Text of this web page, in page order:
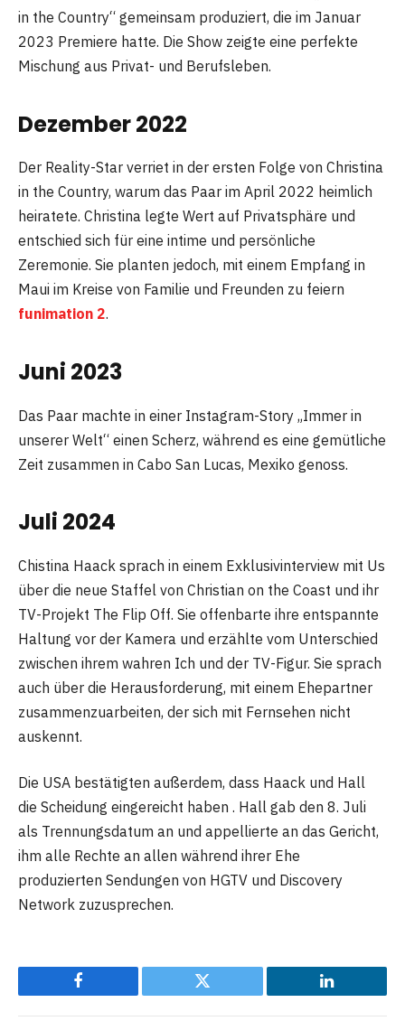
in the Country“ gemeinsam produziert, die im Januar
2023 Premiere hatte. Die Show zeigte eine perfekte
Mischung aus Privat- und Berufsleben.
Dezember 2022
Der Reality-Star verriet in der ersten Folge von Christina
in the Country, warum das Paar im April 2022 heimlich
heiratete. Christina legte Wert auf Privatsphäre und
entschied sich für eine intime und persönliche
Zeremonie. Sie planten jedoch, mit einem Empfang in
Maui im ​​Kreise von Familie und Freunden zu feiern
funimation 2.
Juni 2023
Das Paar machte in einer Instagram-Story „Immer in
unserer Welt“ einen Scherz, während es eine gemütliche
Zeit zusammen in Cabo San Lucas, Mexiko genoss.
Juli 2024
Chistina Haack sprach in einem Exklusivinterview mit Us
über die neue Staffel von Christian on the Coast und ihr
TV-Projekt The Flip Off. Sie offenbarte ihre entspannte
Haltung vor der Kamera und erzählte vom Unterschied
zwischen ihrem wahren Ich und der TV-Figur. Sie sprach
auch über die Herausforderung, mit einem Ehepartner
zusammenzuarbeiten, der sich mit Fernsehen nicht
auskennt.
Die USA bestätigten außerdem, dass Haack und Hall
die Scheidung eingereicht haben . Hall gab den 8. Juli
als Trennungsdatum an und appellierte an das Gericht,
ihm alle Rechte an allen während ihrer Ehe
produzierten Sendungen von HGTV und Discovery
Network zuzusprechen.
Facebook Twitter LinkedIn